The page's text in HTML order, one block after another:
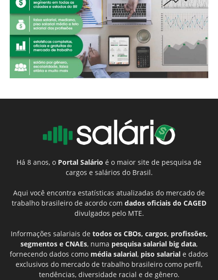
Há 8 anos, o Portal Salário é o maior site de pesquisa de
cargos e salários do Brasil.
Aqui você encontra estatísticas atualizadas do mercado de
trabalho brasileiro de acordo com dados oficiais do CAGED
divulgados pelo MTE.
Informações salariais de todos os CBOs, cargos, profissões,
segmentos e CNAEs, numa pesquisa salarial big data,
fornecendo dados como média salarial, piso salarial e dados
exclusivos do mercado de trabalho brasileiro como perfil,
tendências, diversidade racial e de gênero.